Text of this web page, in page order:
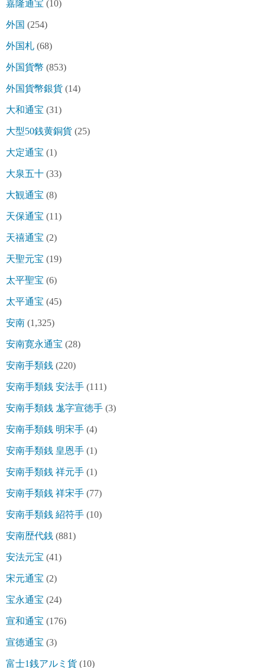
嘉隆通宝 (10)
外国 (254)
外国札 (68)
外国貨幣 (853)
外国貨幣銀貨 (14)
大和通宝 (31)
大型50銭黄銅貨 (25)
大定通宝 (1)
大泉五十 (33)
大観通宝 (8)
天保通宝 (11)
天禧通宝 (2)
天聖元宝 (19)
太平聖宝 (6)
太平通宝 (45)
安南 (1,325)
安南寛永通宝 (28)
安南手類銭 (220)
安南手類銭 安法手 (111)
安南手類銭 尨字宣徳手 (3)
安南手類銭 明宋手 (4)
安南手類銭 皇恩手 (1)
安南手類銭 祥元手 (1)
安南手類銭 祥宋手 (77)
安南手類銭 紹符手 (10)
安南歴代銭 (881)
安法元宝 (41)
宋元通宝 (2)
宝永通宝 (24)
宣和通宝 (176)
宣徳通宝 (3)
富士1銭アルミ貨 (10)